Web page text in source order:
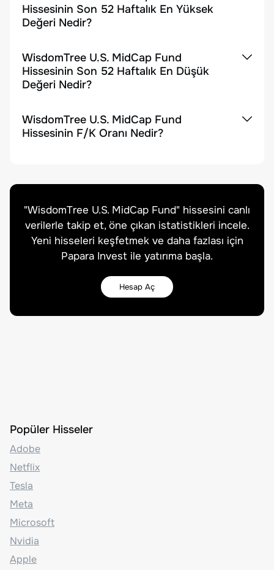
Hissesinin Son 52 Haftalık En Yüksek
Değeri Nedir?
WisdomTree U.S. MidCap Fund
Hissesinin Son 52 Haftalık En Düşük
Değeri Nedir?
WisdomTree U.S. MidCap Fund
Hissesinin F/K Oranı Nedir?
"WisdomTree U.S. MidCap Fund" hissesini canlı
verilerle takip et, öne çıkan istatistikleri incele.
Yeni hisseleri keşfetmek ve daha fazlası için
Papara Invest ile yatırıma başla.
Hesap Aç
Popüler Hisseler
Adobe
Netflix
Tesla
Meta
Microsoft
Nvidia
Apple